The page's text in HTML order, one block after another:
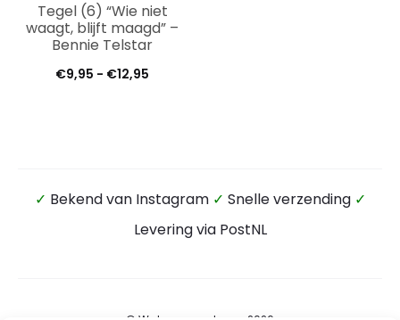
Tegel (6) “Wie niet
waagt, blijft maagd” –
Bennie Telstar
€9,95 - €12,95
✓ Bekend van Instagram ✓ Snelle verzending ✓
Levering via PostNL